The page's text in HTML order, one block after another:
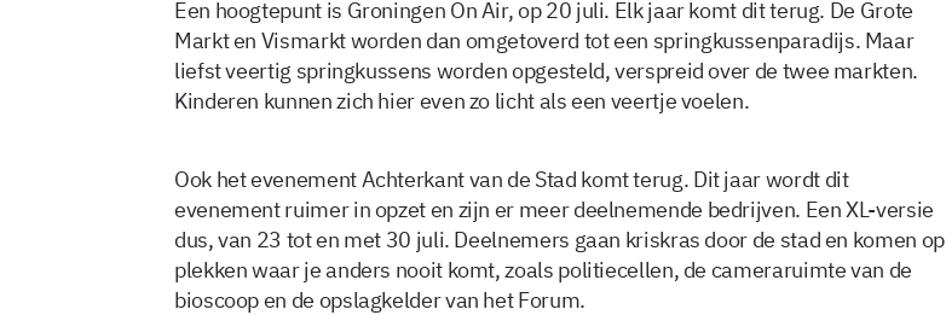
Een hoogtepunt is Groningen On Air, op 20 juli. Elk jaar komt dit terug. De Grote
Markt en Vismarkt worden dan omgetoverd tot een springkussenparadijs. Maar
liefst veertig springkussens worden opgesteld, verspreid over de twee markten.
Kinderen kunnen zich hier even zo licht als een veertje voelen.
Ook het evenement Achterkant van de Stad komt terug. Dit jaar wordt dit
evenement ruimer in opzet en zijn er meer deelnemende bedrijven. Een XL-versie
dus, van 23 tot en met 30 juli. Deelnemers gaan kriskras door de stad en komen op
plekken waar je anders nooit komt, zoals politiecellen, de cameraruimte van de
bioscoop en de opslagkelder van het Forum.